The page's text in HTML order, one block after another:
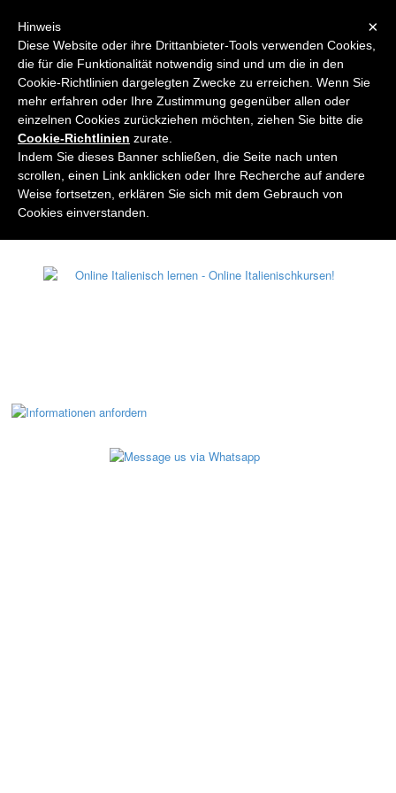
WEITERE INFORMATIONEN ZU
SCUOLA LEONARDO DA
VINCI®
×
Hinweis
Diese Website oder ihre Drittanbieter-Tools verwenden Cookies,
die für die Funktionalität notwendig sind und um die in den
Cookie-Richtlinien dargelegten Zwecke zu erreichen. Wenn Sie
mehr erfahren oder Ihre Zustimmung gegenüber allen oder
einzelnen Cookies zurückziehen möchten, ziehen Sie bitte die
Cookie-Richtlinien zurate.
Indem Sie dieses Banner schließen, die Seite nach unten
scrollen, einen Link anklicken oder Ihre Recherche auf andere
Weise fortsetzen, erklären Sie sich mit dem Gebrauch von
Cookies einverstanden.